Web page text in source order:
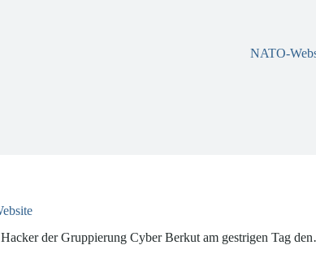
NATO-
der Gruppierung Cyber Berkut am gestrigen Tag